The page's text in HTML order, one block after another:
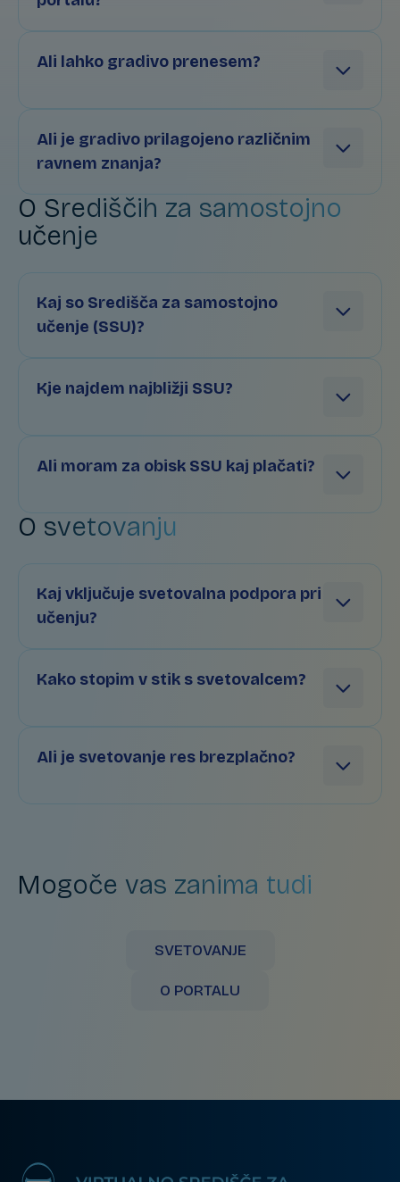
Ali lahko gradivo prenesem?
Ali je gradivo prilagojeno različnim
ravnem znanja?
O Središčih za samostojno
učenje
Kaj so Središča za samostojno
učenje (SSU)?
Kje najdem najbližji SSU?
Ali moram za obisk SSU kaj plačati?
O svetovanju
Kaj vključuje svetovalna podpora pri
učenju?
Kako stopim v stik s svetovalcem?
Ali je svetovanje res brezplačno?
Mogoče vas zanima tudi
SVETOVANJE
O PORTALU